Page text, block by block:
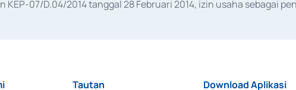
KEP-07/D.04/2014 tanggal 28 Februari 2014, izin usaha sebagai
Tautan Download Aplikasi